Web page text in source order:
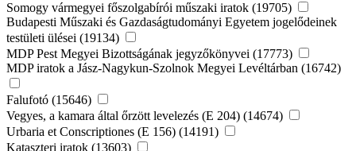
Somogy vármegyei főszolgabírói műszaki iratok (19705)
Budapesti Műszaki és Gazdaságtudományi Egyetem jogelődeinek
testületi ülései (19134)
MDP Pest Megyei Bizottságának jegyzőkönyvei (17773)
MDP iratok a Jász-Nagykun-Szolnok Megyei Levéltárban (16742)
Falufotó (15646)
Vegyes, a kamara által őrzött levelezés (E 204) (14674)
Urbaria et Conscriptiones (E 156) (14191)
Kataszteri iratok (13603)